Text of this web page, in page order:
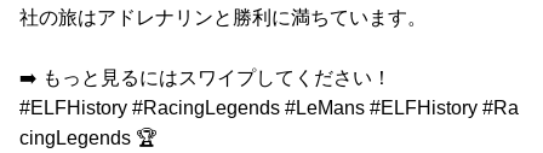
社の旅はアドレナリンと勝利に満ちています。
➡️ もっと見るにはスワイプしてください！
#ELFHistory #RacingLegends #LeMans #ELFHistory #Ra
cingLegends 🏆